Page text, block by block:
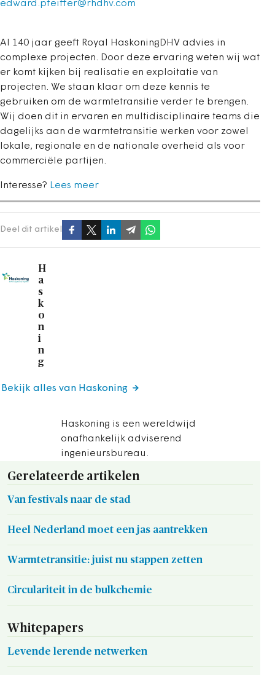
edward.pfeiffer@rhdhv.com
Al 140 jaar geeft Royal HaskoningDHV advies in
complexe projecten. Door deze ervaring weten wij wat
er komt kijken bij realisatie en exploitatie van
projecten. We staan klaar om deze kennis te
gebruiken om de warmtetransitie verder te brengen.
Wij doen dit in ervaren en multidisciplinaire teams die
dagelijks aan de warmtetransitie werken voor zowel
lokale, regionale en de nationale overheid als voor
commerciële partijen.
Interesse? Lees meer
Deel dit artikel
H
a
s
k
o
n
i
n
g
Haskoning is een wereldwijd
onafhankelijk adviserend
ingenieursbureau.
Bekijk alles van Haskoning
Gerelateerde artikelen
Van festivals naar de stad
Heel Nederland moet een jas aantrekken
Warmtetransitie: juist nu stappen zetten
Circulariteit in de bulkchemie
Whitepapers
Levende lerende netwerken